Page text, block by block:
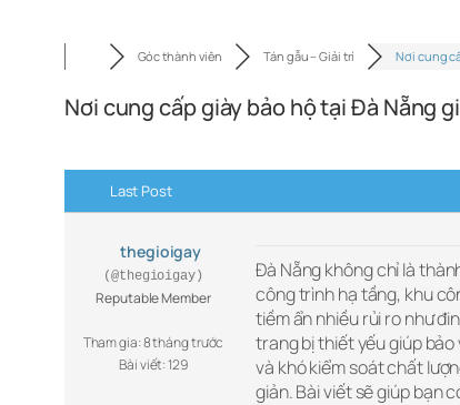
Góc thành viên Tán gẫu – Giải trí Nơi cung
Nơi cung cấp giày bảo hộ tại Đà Nẵng
Last Post
thegioigay
(@thegioigay)
Reputable Member
Tham gia: 8 tháng trước
Bài viết: 129
Đà Nẵng không chỉ là
công trình hạ tầng, khu
tiềm ẩn nhiều rủi ro như
trang bị thiết yếu giúp
và khó kiểm soát chất
giản. Bài viết sẽ giúp bạn